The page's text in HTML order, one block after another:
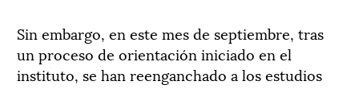
Sin embargo, en este mes de septiembre, tras
un proceso de orientación iniciado en el
instituto, se han reenganchado a los estudios